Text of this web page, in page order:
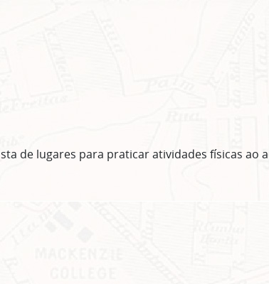
de lugares para praticar atividades físicas ao